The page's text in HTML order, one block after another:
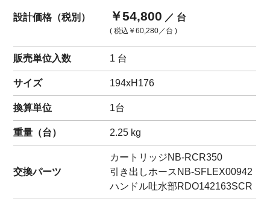
設計価格（税別） ￥54,800 ／ 台
( 税込 ￥60,280／台 )
販売単位入数 1 台
サイズ 194xH176
換算単位 1台
重量（台） 2.25 kg
交換パーツ
カートリッジNB-RCR350
引き出しホース NB-SFLEX00942
ハンドル吐水部RDO142163SCR